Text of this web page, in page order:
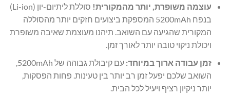
עוצמה משופרת, יותר מהמקורית!
סוללת ליתיום-יון (Li-ion)
בנפח 5200mAh המספקת ביצועים חזקים יותר מהסוללה
המקורית שהגיעה עם השואב. תיהנו מעוצמת שאיבה משופרת
ויכולת ניקוי טובה יותר לאורך זמן.
זמן עבודה ארוך במיוחד:
השואב שלכם יפעל זמן רב יותר בין טעינות. פחות הפסקות,
יותר ניקיון רציף ויעיל לכל הבית.